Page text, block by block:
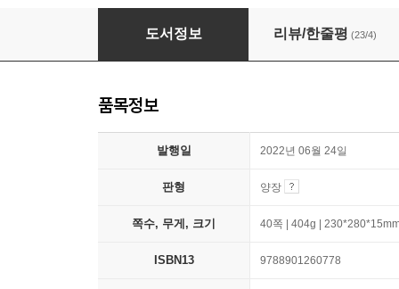
고래들의 산책
도서정보 리뷰/한줄평 (23/4)
품목정보
발행일 2022년 06월 24일
판형 양장
쪽수, 무게, 크기 40쪽 | 404g |
ISBN13 9788901260778